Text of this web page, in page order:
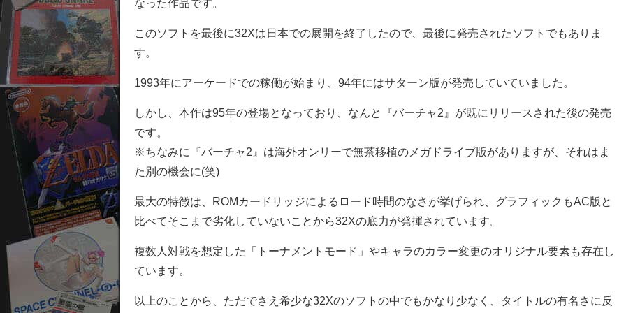
なった作品です。
このソフトを最後に32Xは日本での展開を終了したので、最後に発売されたソフトでもありま
す。
1993年にアーケードでの稼働が始まり、94年にはサターン版が発売していていました。
しかし、本作は95年の登場となっており、なんと『バーチャ2』が既にリリースされた後の発売
です。
※ちなみに『バーチャ2』は海外オンリーで無茶移植のメガドライブ版がありますが、それはま
た別の機会に(笑)
最大の特徴は、ROMカードリッジによるロード時間のなさが挙げられ、グラフィックもAC版と
比べてそこまで劣化していないことから32Xの底力が発揮されています。
複数人対戦を想定した「トーナメントモード」やキャラのカラー変更のオリジナル要素も存在し
ています。
以上のことから、ただでさえ希少な32Xのソフトの中でもかなり少なく、タイトルの有名さに反